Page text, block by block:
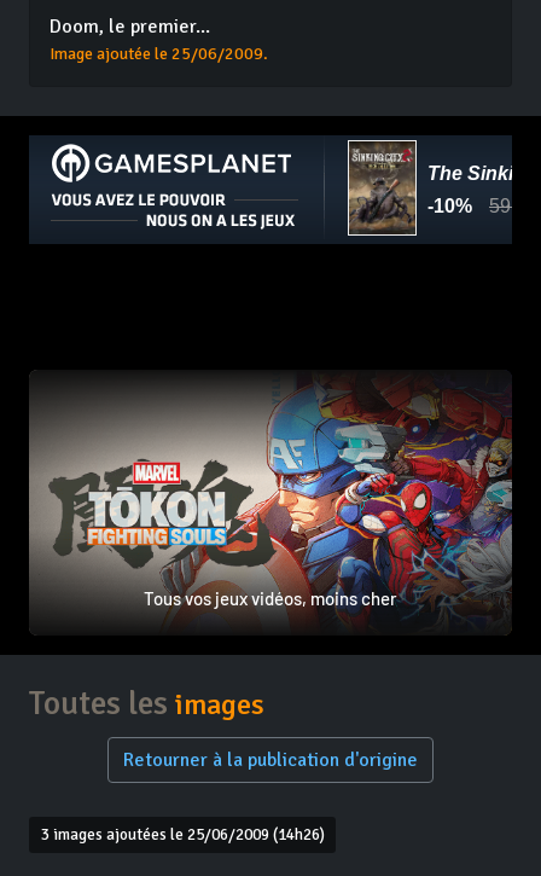
Doom, le premier...
Image ajoutée le 25/06/2009.
Tous vos jeux vidéos, moins cher
Toutes les images
Retourner à la publication d'origine
3 images ajoutées le 25/06/2009 (14h26)